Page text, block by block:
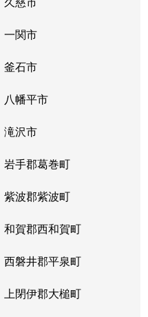
一関市
釜石市
八幡平市
滝沢市
岩手郡葛巻町
紫波郡紫波町
和賀郡西和賀町
西磐井郡平泉町
上閉伊郡大槌町